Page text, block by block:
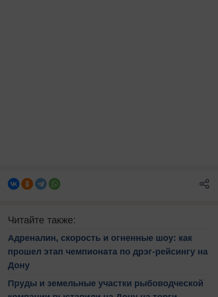
Читайте также:
Адреналин, скорость и огненные шоу: как
прошел этап чемпионата по дрэг-рейсингу на
Дону
Пруды и земельные участки рыбоводческой